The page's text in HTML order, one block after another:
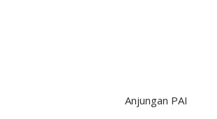
Anjungan PAI